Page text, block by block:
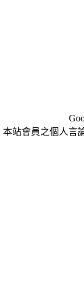
本站會員之個人言